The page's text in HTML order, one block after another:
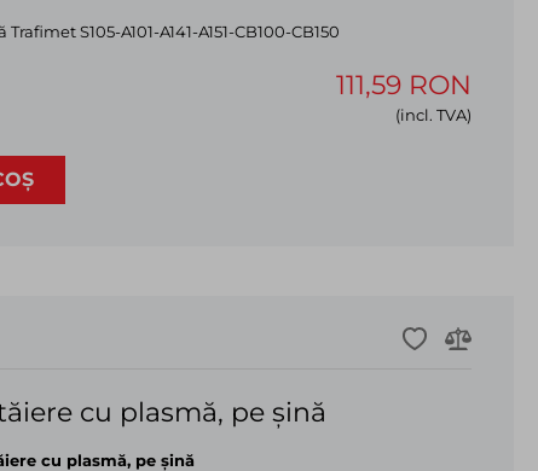
S105-A101-A141-A151-CB100-CB150
111,59 RON
(incl. TVA)
cu plasmă, pe șină
cu plasmă, pe șină